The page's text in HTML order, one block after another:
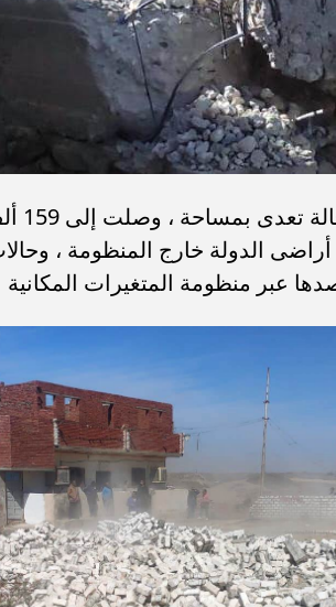
الدولة خارج المنظومة ،
عبر منظومة المتغيرات المكانية